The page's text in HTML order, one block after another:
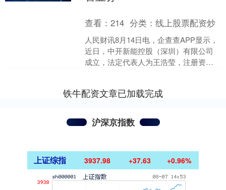
查看：214 分类：线上股票配资炒
人民财讯8月14日电，企查查APP显示，
近日，中开新能控股（深圳）有限公司
成立，法定代表人为王浩莹，注册资本
铁牛配资文章已加载完成
沪深京指数
上证综指 3937.98 +37.63 +0.96%